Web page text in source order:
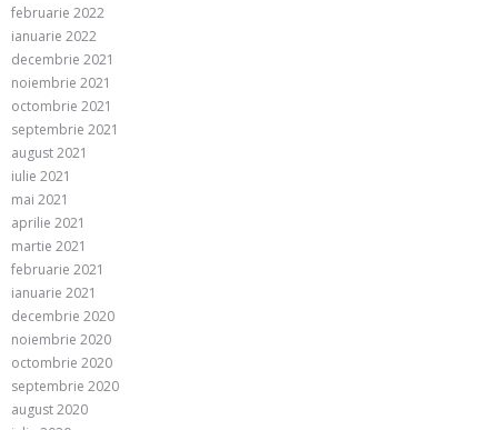
februarie 2022
ianuarie 2022
decembrie 2021
noiembrie 2021
octombrie 2021
septembrie 2021
august 2021
iulie 2021
mai 2021
aprilie 2021
martie 2021
februarie 2021
ianuarie 2021
decembrie 2020
noiembrie 2020
octombrie 2020
septembrie 2020
august 2020